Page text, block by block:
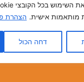
מותאמות אישית. הצהרת
דחה הכול